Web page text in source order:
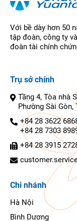
Với bề dày hơn 50
tập đoàn, công ty
đoàn tài chính
Trụ sở chính
Tầng 4, Tòa nhà
Phường Sài
+84 28 3622
+84 28 7303
+84 28 3915
Chi nhánh
Hà Nội
Bình Dương